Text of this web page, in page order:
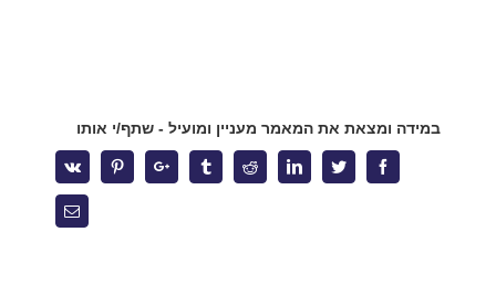
במידה ומצאת את המאמר מעניין ומועיל - שתף/י אותו
Facebook
Twitter
Linkedin
Reddit
Tumblr
Google+
Pinterest
Vk
Email
אחריות על השכר לא ניתנת להאצלה – פס"ד המחייב אתכם לבדוק
את עצמכם מחדש